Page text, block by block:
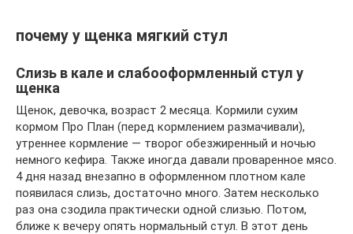
почему у щенка мягкий стул
Слизь в кале и слабооформленный стул у
щенка
Щенок, девочка, возраст 2 месяца. Кормили сухим
кормом Про План (перед кормлением размачивали),
утреннее кормление — творог обезжиренный и ночью
немного кефира. Также иногда давали проваренное мясо.
4 дня назад внезапно в оформленном плотном кале
появилася слизь, достаточно много. Затем несколько
раз она сзодила практически одной слизью. Потом,
ближе к вечеру опять нормальный стул. В этот день